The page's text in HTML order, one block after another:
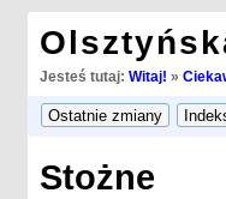
Jesteś tutaj: Witaj! »
Stożne